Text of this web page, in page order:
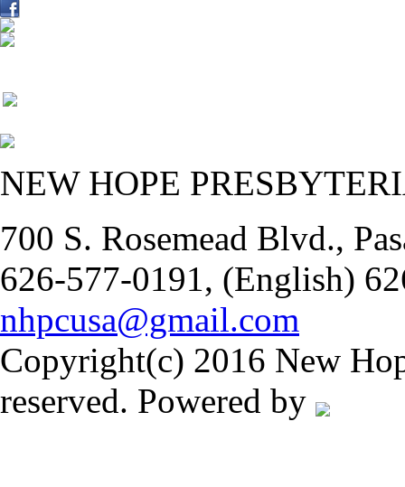
NEW HOPE
700 S. Rosemead Blvd.,
626-577-0191, (English)
nhpcusa@gmail.com
Copyright(c) 2016 New
reserved. Powered by